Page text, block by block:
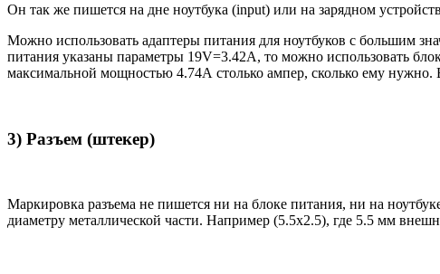
Он так же пишется на дне ноутбука (input) или на зарядном
Можно использовать адаптеры питания для ноутбуков с большим
питания указаны параметры 19V=3.42A, то можно использовать
максимальной мощностью 4.74А столько ампер, сколько ему
3) Разъем (штекер)
Маркировка разъема не пишется ни на блоке питания, ни на
диаметру металлической части. Например (5.5x2.5), где 5.5 мм